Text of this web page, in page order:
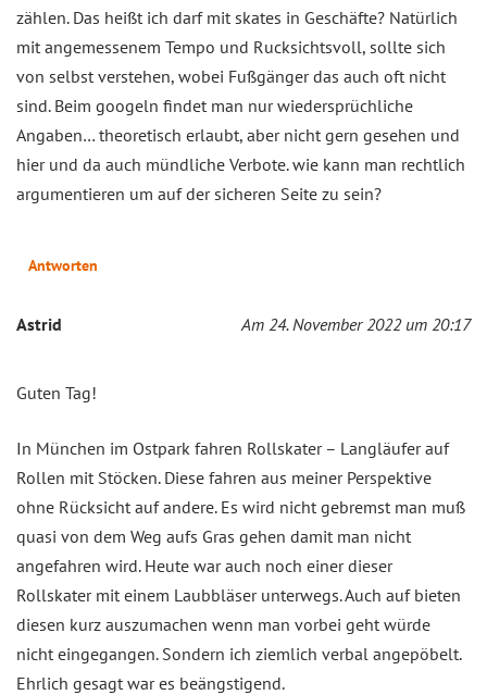
zählen. Das heißt ich darf mit skates in Geschäfte? Natürlich
mit angemessenem Tempo und Rucksichtsvoll, sollte sich
von selbst verstehen, wobei Fußgänger das auch oft nicht
sind. Beim googeln findet man nur wiedersprüchliche
Angaben… theoretisch erlaubt, aber nicht gern gesehen und
hier und da auch mündliche Verbote. wie kann man rechtlich
argumentieren um auf der sicheren Seite zu sein?
Antworten
Astrid Am 24. November 2022 um 20:17
Guten Tag!
In München im Ostpark fahren Rollskater – Langläufer auf
Rollen mit Stöcken. Diese fahren aus meiner Perspektive
ohne Rücksicht auf andere. Es wird nicht gebremst man muß
quasi von dem Weg aufs Gras gehen damit man nicht
angefahren wird. Heute war auch noch einer dieser
Rollskater mit einem Laubbläser unterwegs. Auch auf bieten
diesen kurz auszumachen wenn man vorbei geht würde
nicht eingegangen. Sondern ich ziemlich verbal angepöbelt.
Ehrlich gesagt war es beängstigend.